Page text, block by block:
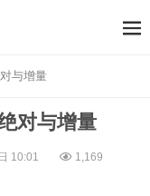
与增量
对与增量
10:01 1,169